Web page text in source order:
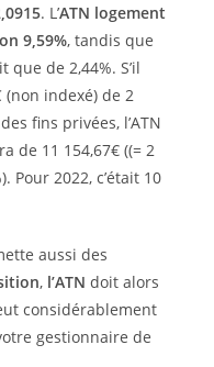
. L’ATN logement
9,59%, tandis que
que de 2,44%. S’il
(non indexé) de 2
fins privées, l’ATN
de 11 154,67€ ((= 2
Pour 2022, c’était 10
aussi des
,l’ATN doit alors
considérablement
gestionnaire de